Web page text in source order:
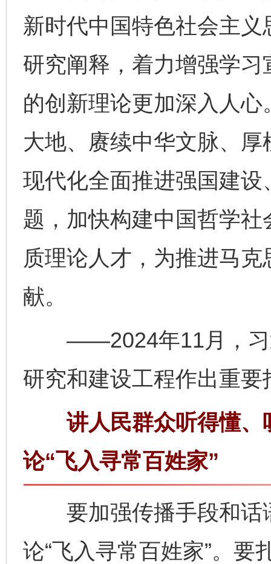
新时代中国特色社会主
研究阐释，着力增强学
的创新理论更加深入人心
大地、赓续中华文脉、
现代化全面推进强国建
题，加快构建中国哲学
质理论人才，为推进马
献。
——2024年11月，习
研究和建设工程作出重要
讲人民群众听得懂、
论“飞入寻常百姓家”
要加强传播手段和话
论“飞入寻常百姓家”。要